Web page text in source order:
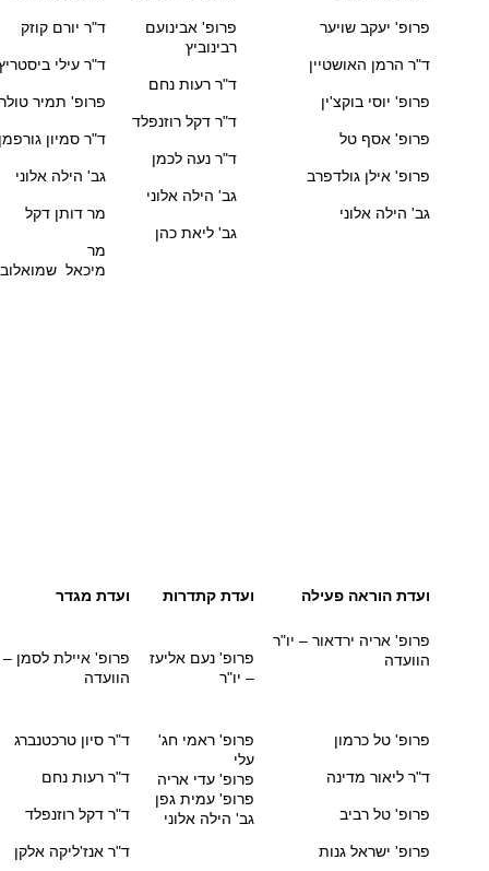
פרופ' יעקב שויער
ד"ר הרמן האושטיין
פרופ' יוסי בוקצ'ין
פרופ' אסף טל
פרופ' אילן גולדפרב
גב' הילה אלוני
פרופ' אבינועם
רבינוביץ
ד"ר רעות נחם
ד"ר דקל רוזנפלד
ד"ר נעה לכמן
גב' הילה אלוני
גב' ליאת כהן
ד"ר יורם קוזק
ד"ר עילי
פרופ' תמיר טולר
ד"ר סמיון
גב' הילה אלוני
מר דותן דקל
מר
מיכאל שמואלוב
ועדת הוראה פעילה ועדת קתדרות ועדת מגדר
פרופ' אריה ירדאור – יו"ר
הוועדה
פרופ' נעם אליעז
– יו"ר
פרופ' איילת לסמן –
הוועדה
פרופ' טל כרמון
ד"ר ליאור מדינה
פרופ' טל רביב
פרופ' ישראל גנות
פרופ' ראמי חג'
עלי
פרופ' עדי אריה
פרופ' עמית גפן
גב' הילה אלוני
ד"ר סיון טרכטנברג
ד"ר רעות נחם
ד"ר דקל רוזנפלד
ד"ר אנז'ליקה אלקן